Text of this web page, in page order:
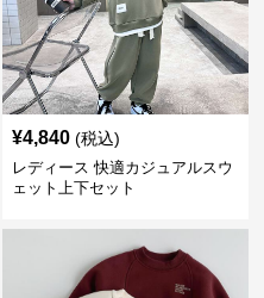
¥4,840 (税込)
レディース 快適カジュアルスウ
ェット上下セット